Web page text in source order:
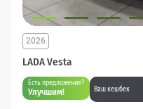
LADA Vesta
2026
Есть предложение?
Улучшим! Ваш кешбек